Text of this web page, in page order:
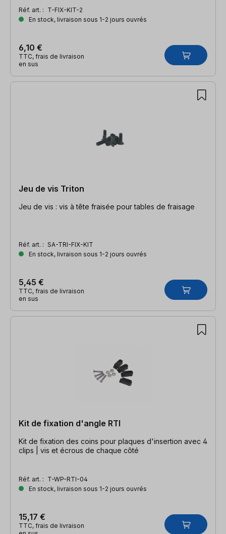
Réf. art. : T-FIX-KIT-2
En stock, livraison sous 1-2 jours ouvrés
6,10 €
TTC, frais de livraison
en sus
Jeu de vis Triton
Jeu de vis : vis à tête fraisée pour tables de fraisage
Réf. art. : SA-TRI-FIX-KIT
En stock, livraison sous 1-2 jours ouvrés
5,45 €
TTC, frais de livraison
en sus
Kit de fixation d'angle RTI
Kit de fixation des coins pour plaques d'insertion avec 4
clips | vis et écrous de chaque côté
Réf. art. : T-WP-RTI-04
En stock, livraison sous 1-2 jours ouvrés
15,17 €
TTC, frais de livraison